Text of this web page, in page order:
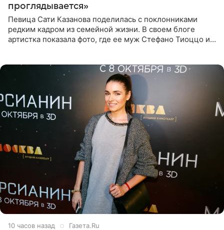
проглядывается»
Певица Сати Казанова поделилась с поклонниками
редким кадром из семейной жизни. В своем блоге
артистка показала фото, где ее муж Стефано Тиоццо и
10 часов назад Газета.Ru